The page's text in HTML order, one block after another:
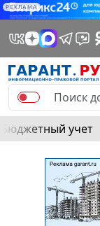
РЕКЛАМА
Бюджетный учет